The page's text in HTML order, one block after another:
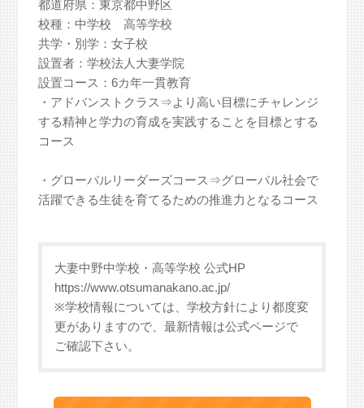
都道府県：東京都中野区
校種：中学校 高等学校
共学・別学：女子校
設置者：学校法人大妻学院
設置コース：6カ年一貫教育
・アドバンストクラス⇒より高い目標にチャレンジ
する精神と学力の育成を実践することを目標とする
コース
・グローバルリーダーズコース⇒グローバル社会で
活躍できる生徒を育てるための推進力となるコース
大妻中野中学校・高等学校 公式HP
https://www.otsumanakano.ac.jp/
※学校情報については、学校方針により都度変
更がありますので、最新情報は公式ページで
ご確認下さい。